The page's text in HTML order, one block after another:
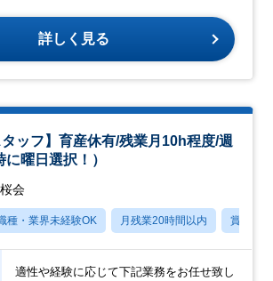
詳しく見る
タッフ】育産休有/残業月10h程度/週
曜日選択！）
会
種・業界未経験OK 月残業20時間以内 賞与あり
適性や経験に応じて下記業務をお任せ致し